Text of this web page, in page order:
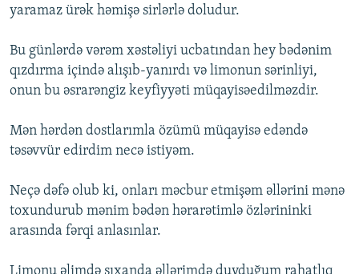
yaramaz ürək həmişə sirlərlə doludur.
Bu günlərdə vərəm xəstəliyi ucbatından hey bədənim
qızdırma içində alışıb-yanırdı və limonun sərinliyi,
onun bu əsrarəngiz keyfiyyəti müqayisəedilməzdir.
Mən hərdən dostlarımla özümü müqayisə edəndə
təsəvvür edirdim necə istiyəm.
Neçə dəfə olub ki, onları məcbur etmişəm əllərini mənə
toxundurub mənim bədən hərarətimlə özlərininki
arasında fərqi anlasınlar.